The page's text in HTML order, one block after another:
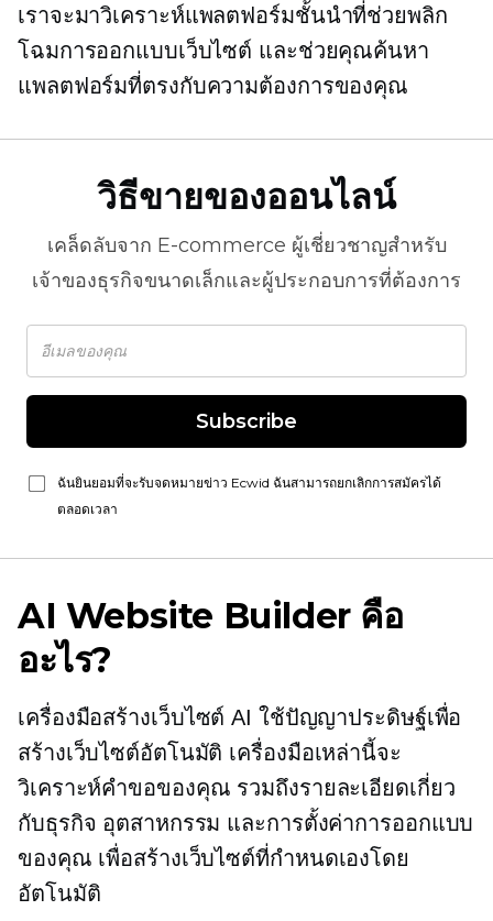
เราจะมาวิเคราะห์แพลตฟอร์มชั้นนำที่ช่วยพลิก
โฉมการออกแบบเว็บไซต์ และช่วยคุณค้นหา
แพลตฟอร์มที่ตรงกับความต้องการของคุณ
วิธีขายของออนไลน์
เคล็ดลับจาก E-commerce ผู้เชี่ยวชาญสำหรับ
เจ้าของธุรกิจขนาดเล็กและผู้ประกอบการที่ต้องการ
Subscribe
ฉันยินยอมที่จะรับจดหมายข่าว Ecwid ฉันสามารถยกเลิกการสมัครได้
ตลอดเวลา
AI Website Builder คือ
อะไร?
เครื่องมือสร้างเว็บไซต์ AI ใช้ปัญญาประดิษฐ์เพื่อ
สร้างเว็บไซต์อัตโนมัติ เครื่องมือเหล่านี้จะ
วิเคราะห์คำขอของคุณ รวมถึงรายละเอียดเกี่ยว
กับธุรกิจ อุตสาหกรรม และการตั้งค่าการออกแบบ
ของคุณ เพื่อสร้างเว็บไซต์ที่กำหนดเองโดย
อัตโนมัติ